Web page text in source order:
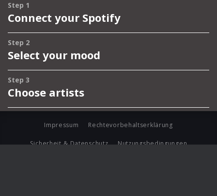
Impressum Rechtevorbehaltserklärung
Sicherheit & Datenschutz Nutzungsbedingungen